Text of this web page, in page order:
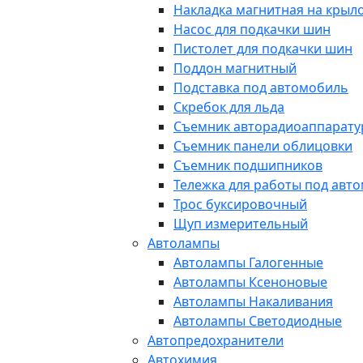
Накладка магнитная на
Насос для подкачки шин
Пистолет для подкачки шин
Поддон магнитный
Подставка под автомобиль
Скребок для льда
Съемник
Съемник панели облицовки
Съемник подшипников
Тележка для работы под
Трос буксировочный
Щуп измерительный
Автолампы
Автолампы Галогенные
Автолампы Ксеноновые
Автолампы Накаливания
Автолампы Светодиодные
Автопредохранители